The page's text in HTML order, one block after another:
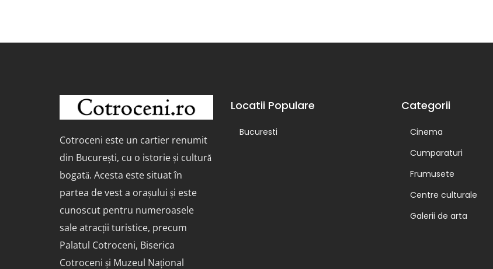
Cotroceni este un cartier renumit
din București, cu o istorie și cultură
bogată. Acesta este situat în
partea de vest a orașului și este
cunoscut pentru numeroasele
sale atracții turistice, precum
Palatul Cotroceni, Biserica
Cotroceni și Muzeul Național
Locatii Populare
Bucuresti
Categorii
Cinema
Cumparaturi
Frumusete
Centre culturale
Galerii de arta